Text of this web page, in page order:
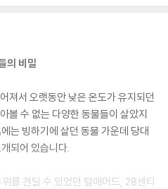
의 비밀
져서 오랫동안 낮은 온도가 유지되던
볼 수 없는 다양한 동물들이 살았지
에는 빙하기에 살던 동물 가운데 당대
되어 있습니다.
를 견딜 수 있었던 털매머드, 28센티